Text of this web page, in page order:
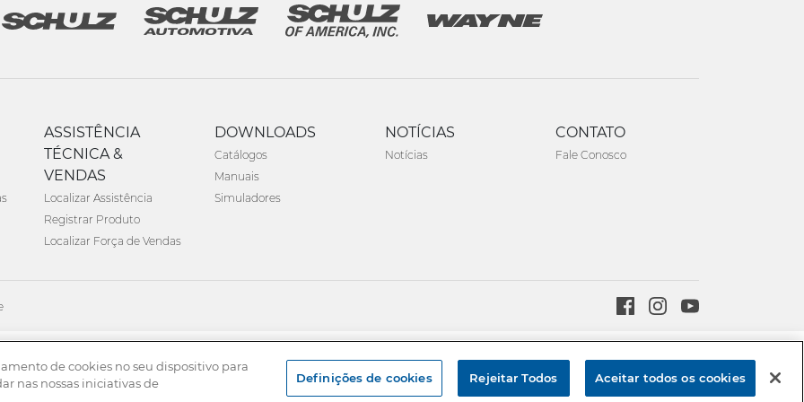
ASSISTÊNCIA
TÉCNICA &
VENDAS
Localizar Assistência
Registrar Produto
Localizar Força de Vendas
DOWNLOADS
Catálogos
Manuais
Simuladores
NOTÍCIAS
Notícias
CONTATO
Fale Conosco
de cookies no seu dispositivo para
nas nossas iniciativas de
Definições de cookies Rejeitar Todos Aceitar todos os cookies